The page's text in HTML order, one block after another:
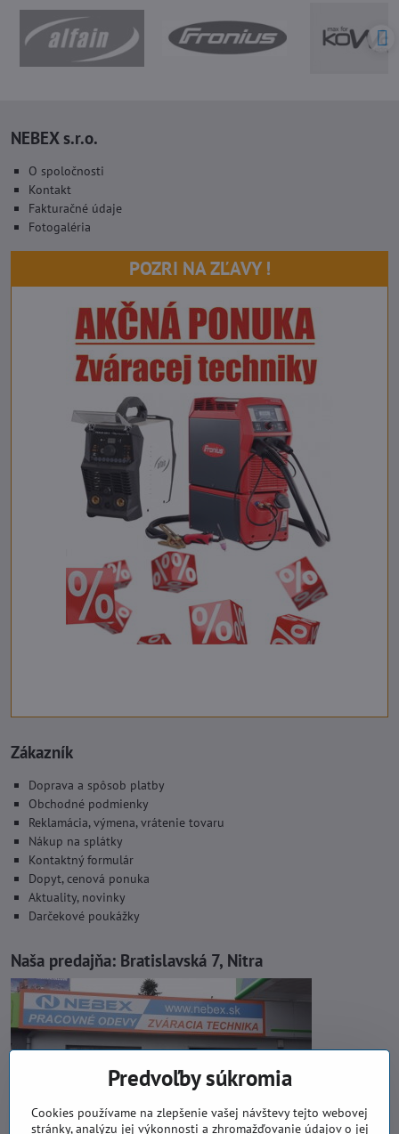
NEBEX s.r.o.
O spoločnosti
Kontakt
Fakturačné údaje
Fotogaléria
POZRI NA ZĽAVY !
Zákazník
Doprava a spôsob platby
Obchodné podmienky
Reklamácia, výmena, vrátenie tovaru
Nákup na splátky
Kontaktný formulár
Dopyt, cenová ponuka
Aktuality, novinky
Darčekové poukážky
Naša predajňa: Bratislavská 7, Nitra
Predvoľby súkromia
Cookies používame na zlepšenie vašej návštevy tejto webovej
stránky, analýzu jej výkonnosti a zhromažďovanie údajov o jej